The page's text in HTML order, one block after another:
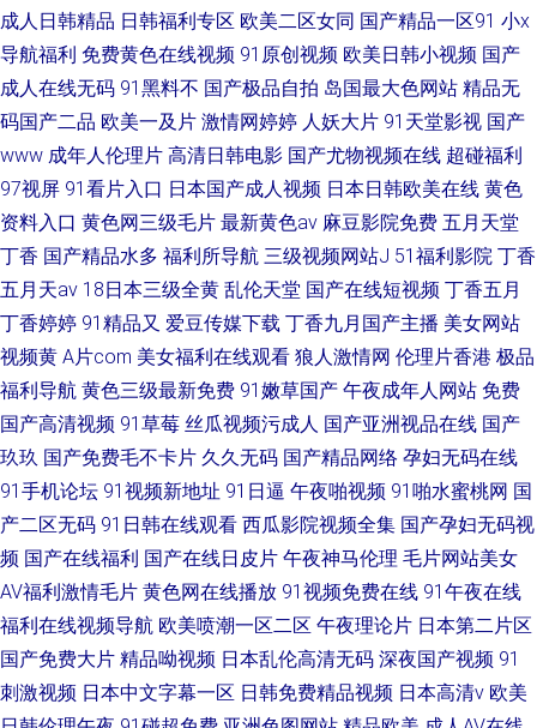
成人日韩精品 日韩福利专区 欧美二区女同 国产精品一区91 小x
导航福利 免费黄色在线视频 91原创视频 欧美日韩小视频 国产
成人在线无码 91黑料不 国产极品自拍 岛国最大色网站 精品无
码国产二品 欧美一及片 激情网婷婷 人妖大片 91天堂影视 国产
www 成年人伦理片 高清日韩电影 国产尤物视频在线 超碰福利
97视屏 91看片入口 日本国产成人视频 日本日韩欧美在线 黄色
资料入口 黄色网三级毛片 最新黄色av 麻豆影院免费 五月天堂
丁香 国产精品水多 福利所导航 三级视频网站J 51福利影院 丁香
五月天av 18日本三级全黄 乱伦天堂 国产在线短视频 丁香五月
丁香婷婷 91精品又 爱豆传媒下载 丁香九月国产主播 美女网站
视频黄 A片com 美女福利在线观看 狼人激情网 伦理片香港 极品
福利导航 黄色三级最新免费 91嫩草国产 午夜成年人网站 免费
国产高清视频 91草莓 丝瓜视频污成人 国产亚洲视品在线 国产
玖玖 国产免费毛不卡片 久久无码 国产精品网络 孕妇无码在线
91手机论坛 91视频新地址 91日逼 午夜啪视频 91啪水蜜桃网 国
产二区无码 91日韩在线观看 西瓜影院视频全集 国产孕妇无码视
频 国产在线福利 国产在线日皮片 午夜神马伦理 毛片网站美女
AV福利激情毛片 黄色网在线播放 91视频免费在线 91午夜在线
福利在线视频导航 欧美喷潮一区二区 午夜理论片 日本第二片区
国产免费大片 精品呦视频 日本乱伦高清无码 深夜国产视频 91
刺激视频 日本中文字幕一区 日韩免费精品视频 日本高清v 欧美